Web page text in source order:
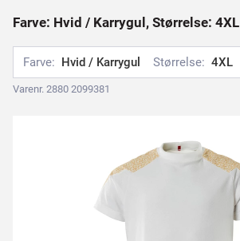
Farve: Hvid / Karrygul, Størrelse: 4XL
Farve: Hvid / Karrygul Størrelse: 4XL
Varenr. 2880 2099381